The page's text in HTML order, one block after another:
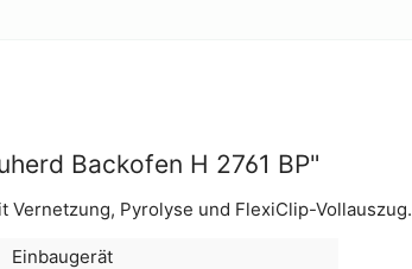
Backofen H 2761 BP"
Vernetzung, Pyrolyse und FlexiClip-Vollauszug.
Einbaugerät